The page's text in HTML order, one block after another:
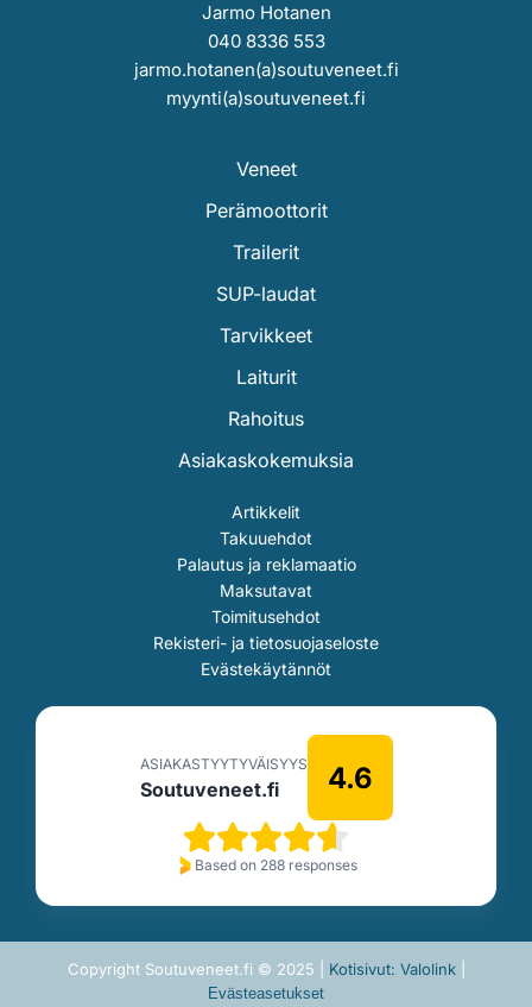
Jarmo Hotanen
040 8336 553
jarmo.hotanen(a)soutuveneet.fi
myynti(a)soutuveneet.fi
Veneet
Perämoottorit
Trailerit
SUP-laudat
Tarvikkeet
Laiturit
Rahoitus
Asiakaskokemuksia
Artikkelit
Takuuehdot
Palautus ja reklamaatio
Maksutavat
Toimitusehdot
Rekisteri- ja tietosuojaseloste
Evästekäytännöt
ASIAKASTYYTYVÄISYYS
Soutuveneet.fi 4.6
Based on 288 responses
Copyright Soutuveneet.fi © 2025 | Kotisivut: Valolink|
Evästeasetukset